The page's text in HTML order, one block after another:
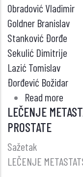
Obradović Vladimir
Goldner Branislav
Stanković Đorđe
Sekulić Dimitrije
Lazić Tomislav
Đorđević Božidar
Read more
RANO
LEČENJE
PROSTATE
Sažetak
LEČENJE